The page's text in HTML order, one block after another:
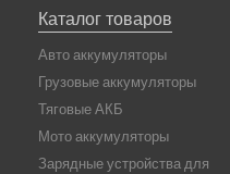
Каталог товаров
Авто аккумуляторы
Грузовые аккумуляторы
Тяговые АКБ
Мото аккумуляторы
Зарядные устройства для